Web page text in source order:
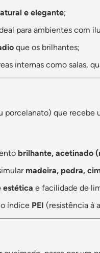
e elegante;
para ambientes com
que os brilhantes;
internas como salas,
porcelanato) que recebe
brilhante, acetinado
madeira, pedra,
estética e facilidade de
índice PEI (resistência à